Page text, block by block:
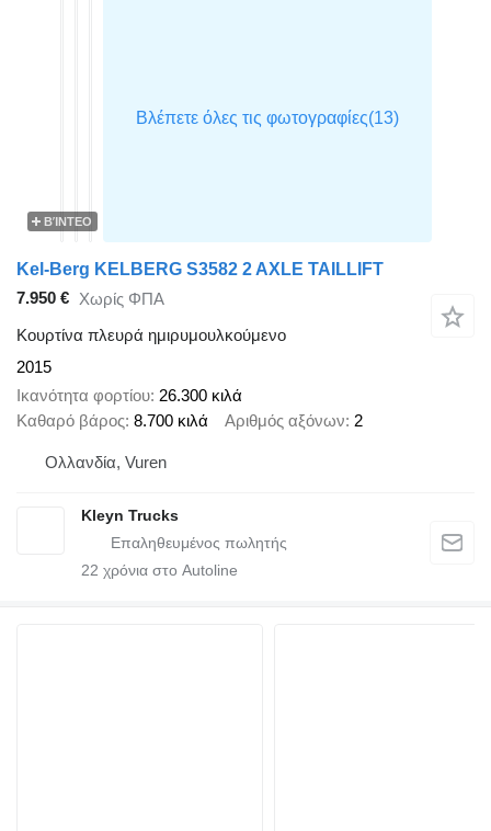
ΒΊΝΤΕΟ
Kel-Berg KELBERG S3582 2 AXLE TAILLIFT
7.950 € Χωρίς ΦΠΑ
Κουρτίνα πλευρά ημιρυμουλκούμενο
2015
Ικανότητα φορτίου 26.300 κιλά
Καθαρό βάρος 8.700 κιλά Αριθμός αξόνων 2
Ολλανδία, Vuren
Kleyn Trucks
22 χρόνια στο Autoline